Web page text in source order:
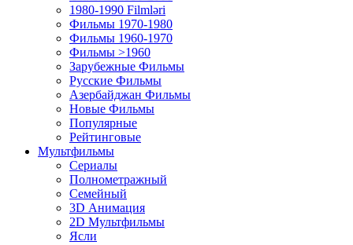
1980-1990 Filmləri
Фильмы 1970-1980
Фильмы 1960-1970
Фильмы >1960
Зарубежные Фильмы
Русские Фильмы
Азербайджан Фильмы
Новые Фильмы
Популярные
Рейтинговые
Мультфильмы
Сериалы
Полнометражный
Семейный
3D Анимация
2D Мультфильмы
Ясли